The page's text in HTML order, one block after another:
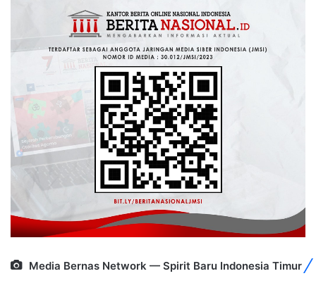
Media Bernas Network — Spirit Baru Indonesia Timur